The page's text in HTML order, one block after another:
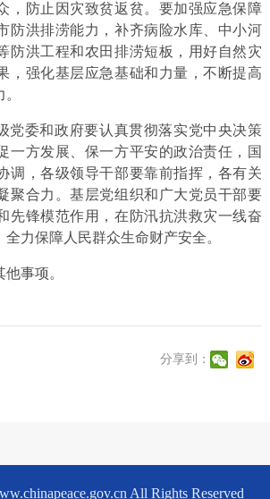
，防止因灾致贫返贫。要加强应急保障
防洪排涝能力，补齐病险水库、中小河
防洪工程和农田排涝短板，用好自然灾
，强化基层应急基础和力量，不断提高
党委和政府要认真贯彻落实党中央决策
一方发展、保一方平安的政治责任，国
调，各级领导干部要靠前指挥，各有关
聚合力。基层党组织和广大党员干部要
先锋模范作用，在防汛抗洪救灾一线奋
力保障人民群众生命财产安全。
事项。
分享到：
All Rights Reserved